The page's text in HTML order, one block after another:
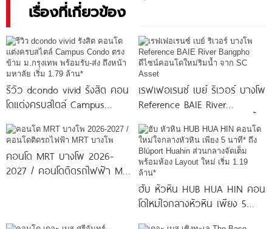
เรื่องที่เกี่ยวข้อง
รีวิว dcondo vivid รังสิต คอน
โดแต่งครบสไตล์ Campus
พร้อมรับ-ส่ง
เรฟเฟอเรนซ์ เบย์ ริเวอร์ บางโพ
Reference BAIE River
จาก
คอนโด MRT บางโพ 2026-
2027 / คอนโดติดรถไฟฟ้า MRT
ฮับ หัวหิน HUB HUA HIN คอน
โดใหม่ใจกลางหัวหิน เพียง 5